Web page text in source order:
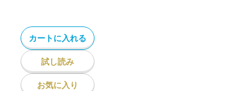
カートに入れる
試し読み
お気に入り